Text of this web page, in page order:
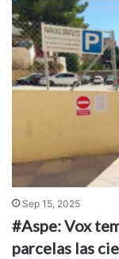
Sep 15, 2025
#Aspe: Vox
parcelas las